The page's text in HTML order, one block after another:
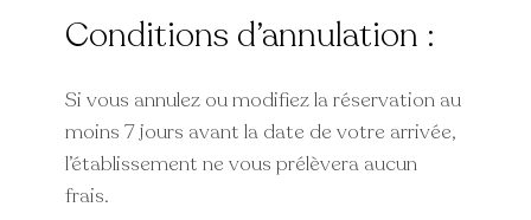
Conditions d’annulation :
Si vous annulez ou modifiez la réservation au
moins 7 jours avant la date de votre arrivée,
l’établissement ne vous prélèvera aucun
frais.